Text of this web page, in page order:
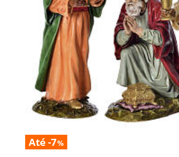
Até -7%